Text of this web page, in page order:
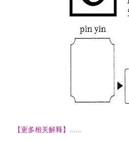
【更多相关解释】......